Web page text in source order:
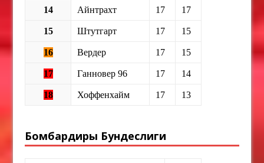
14 Айнтрахт 17 17
15 Штутгарт 17 15
16 Вердер 17 15
17 Ганновер 96 17 14
18 Хоффенхайм 17 13
Бомбардиры Бундеслиги